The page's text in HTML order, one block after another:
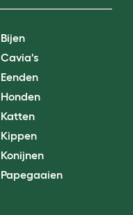
Bijen
Cavia's
Eenden
Honden
Katten
Kippen
Konijnen
Papegaaien